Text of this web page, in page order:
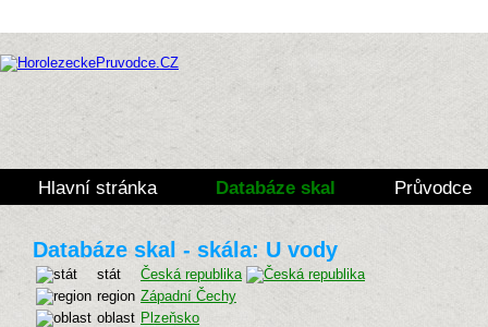
Hlavní stránka Databáze skal Průvodce
Databáze skal - skála: U vody
stát
Česká republika
region Západní Čechy
oblast Plzeňsko